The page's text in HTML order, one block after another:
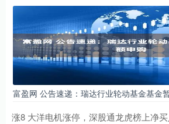
富盈网 公告速递：瑞达行业轮动基金基金
涨8 大洋电机涨停，深股通龙虎榜上净